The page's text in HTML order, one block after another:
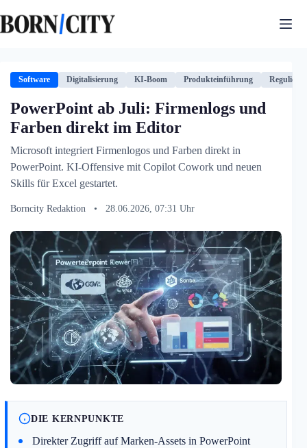
Inhalt
springen
Software Digitalisierung KI-Boom Produkteinführung
PowerPoint ab Juli: Firmenlogs und
Farben direkt im Editor
Microsoft integriert Firmenlogos und Farben direkt in
PowerPoint. KI-Offensive mit Copilot Cowork und neuen
Skills für Excel gestartet.
Borncity Redaktion • 28.06.2026, 07:31 Uhr
DIE KERNPUNKTE
Direkter Zugriff auf Marken-Assets in PowerPoint